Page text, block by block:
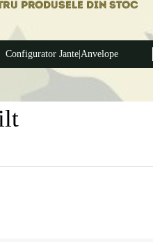
Configurator Jante|Anvelope